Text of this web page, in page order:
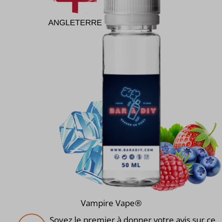
Vampire Vape®
Soyez le premier à donner votre avis sur ce